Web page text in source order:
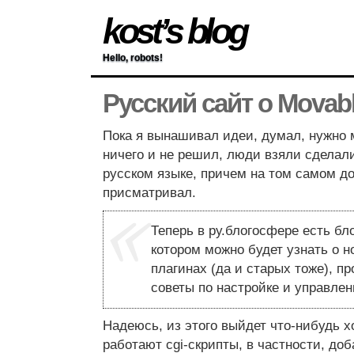
kost’s blog
Hello, robots!
Русский сайт о
Пока я вынашивал идеи, думал, нужно
ничего и не решил, люди взяли
русском языке, причем на том самом
присматривал.
Теперь в ру.блогосфере есть
котором можно будет узнать о
плагинах (да и старых тоже),
советы по настройке и
Надеюсь, из этого выйдет что-нибудь
работают cgi-скрипты, в частности,